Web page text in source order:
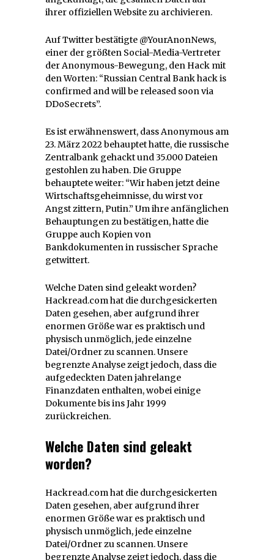
ihrer offiziellen Website zu archivieren.
Auf Twitter bestätigte @YourAnonNews,
einer der größten Social-Media-Vertreter
der Anonymous-Bewegung, den Hack mit
den Worten: “Russian Central Bank hack is
confirmed and will be released soon via
DDoSecrets”.
Es ist erwähnenswert, dass Anonymous am
23. März 2022 behauptet hatte, die russische
Zentralbank gehackt und 35.000 Dateien
gestohlen zu haben. Die Gruppe
behauptete weiter: “Wir haben jetzt deine
Wirtschaftsgeheimnisse, du wirst vor
Angst zittern, Putin.” Um ihre anfänglichen
Behauptungen zu bestätigen, hatte die
Gruppe auch Kopien von
Bankdokumenten in russischer Sprache
getwittert.
Welche Daten sind geleakt worden?
Hackread.com hat die durchgesickerten
Daten gesehen, aber aufgrund ihrer
enormen Größe war es praktisch und
physisch unmöglich, jede einzelne
Datei/Ordner zu scannen. Unsere
begrenzte Analyse zeigt jedoch, dass die
aufgedeckten Daten jahrelange
Finanzdaten enthalten, wobei einige
Dokumente bis ins Jahr 1999
zurückreichen.
Welche Daten sind geleakt
worden?
Hackread.com hat die durchgesickerten
Daten gesehen, aber aufgrund ihrer
enormen Größe war es praktisch und
physisch unmöglich, jede einzelne
Datei/Ordner zu scannen. Unsere
begrenzte Analyse zeigt jedoch, dass die